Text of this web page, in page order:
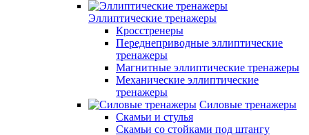
Эллиптические тренажеры
Кросстренеры
Переднеприводные эллиптические
тренажеры
Магнитные эллиптические тренажеры
Механические эллиптические
тренажеры
Силовые тренажеры
Скамьи и стулья
Скамьи со стойками под штангу